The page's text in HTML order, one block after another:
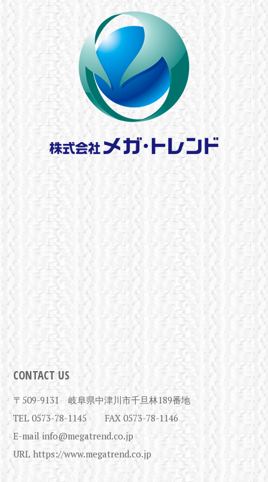
CONTACT US
〒509-9131 岐阜県中津川市千旦林189番地
TEL 0573-78-1145 FAX 0573-78-1146
E-mail info@megatrend.co.jp
URL https://www.megatrend.co.jp